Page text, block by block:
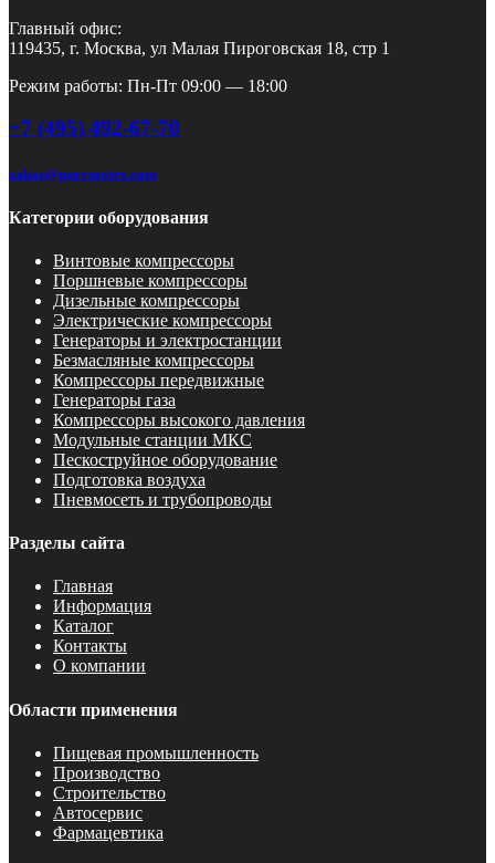
Главный офис:
119435, г. Москва, ул Малая Пироговская 18, стр 1
Режим работы: Пн-Пт 09:00 — 18:00
+7 (495) 492-67-70
zakaz@pnevmotex.com
Категории оборудования
Винтовые компрессоры
Поршневые компрессоры
Дизельные компрессоры
Электрические компрессоры
Генераторы и электростанции
Безмасляные компрессоры
Компрессоры передвижные
Генераторы газа
Компрессоры высокого давления
Модульные станции МКС
Пескоструйное оборудование
Подготовка воздуха
Пневмосеть и трубопроводы
Разделы сайта
Главная
Информация
Каталог
Контакты
О компании
Области применения
Пищевая промышленность
Производство
Строительство
Автосервис
Фармацевтика